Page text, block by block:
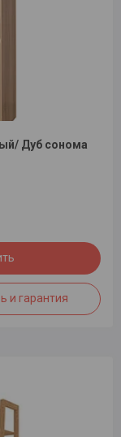
Дуб сонома
и гарантия